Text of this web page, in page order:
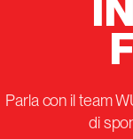
Parla con il team
di